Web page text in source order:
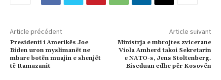
Article précédent
Presidenti i Amerikës Joe
Biden uron myslimanët ne
mbare botën muajin e shenjët
të Ramazanit
Article suivant
Ministrja e mbrojtes zvicerane
Viola Amherd takoi Sekretarin
e NATO-s, Jens Stoltenberg.
Biseduan edhe për Kosovën